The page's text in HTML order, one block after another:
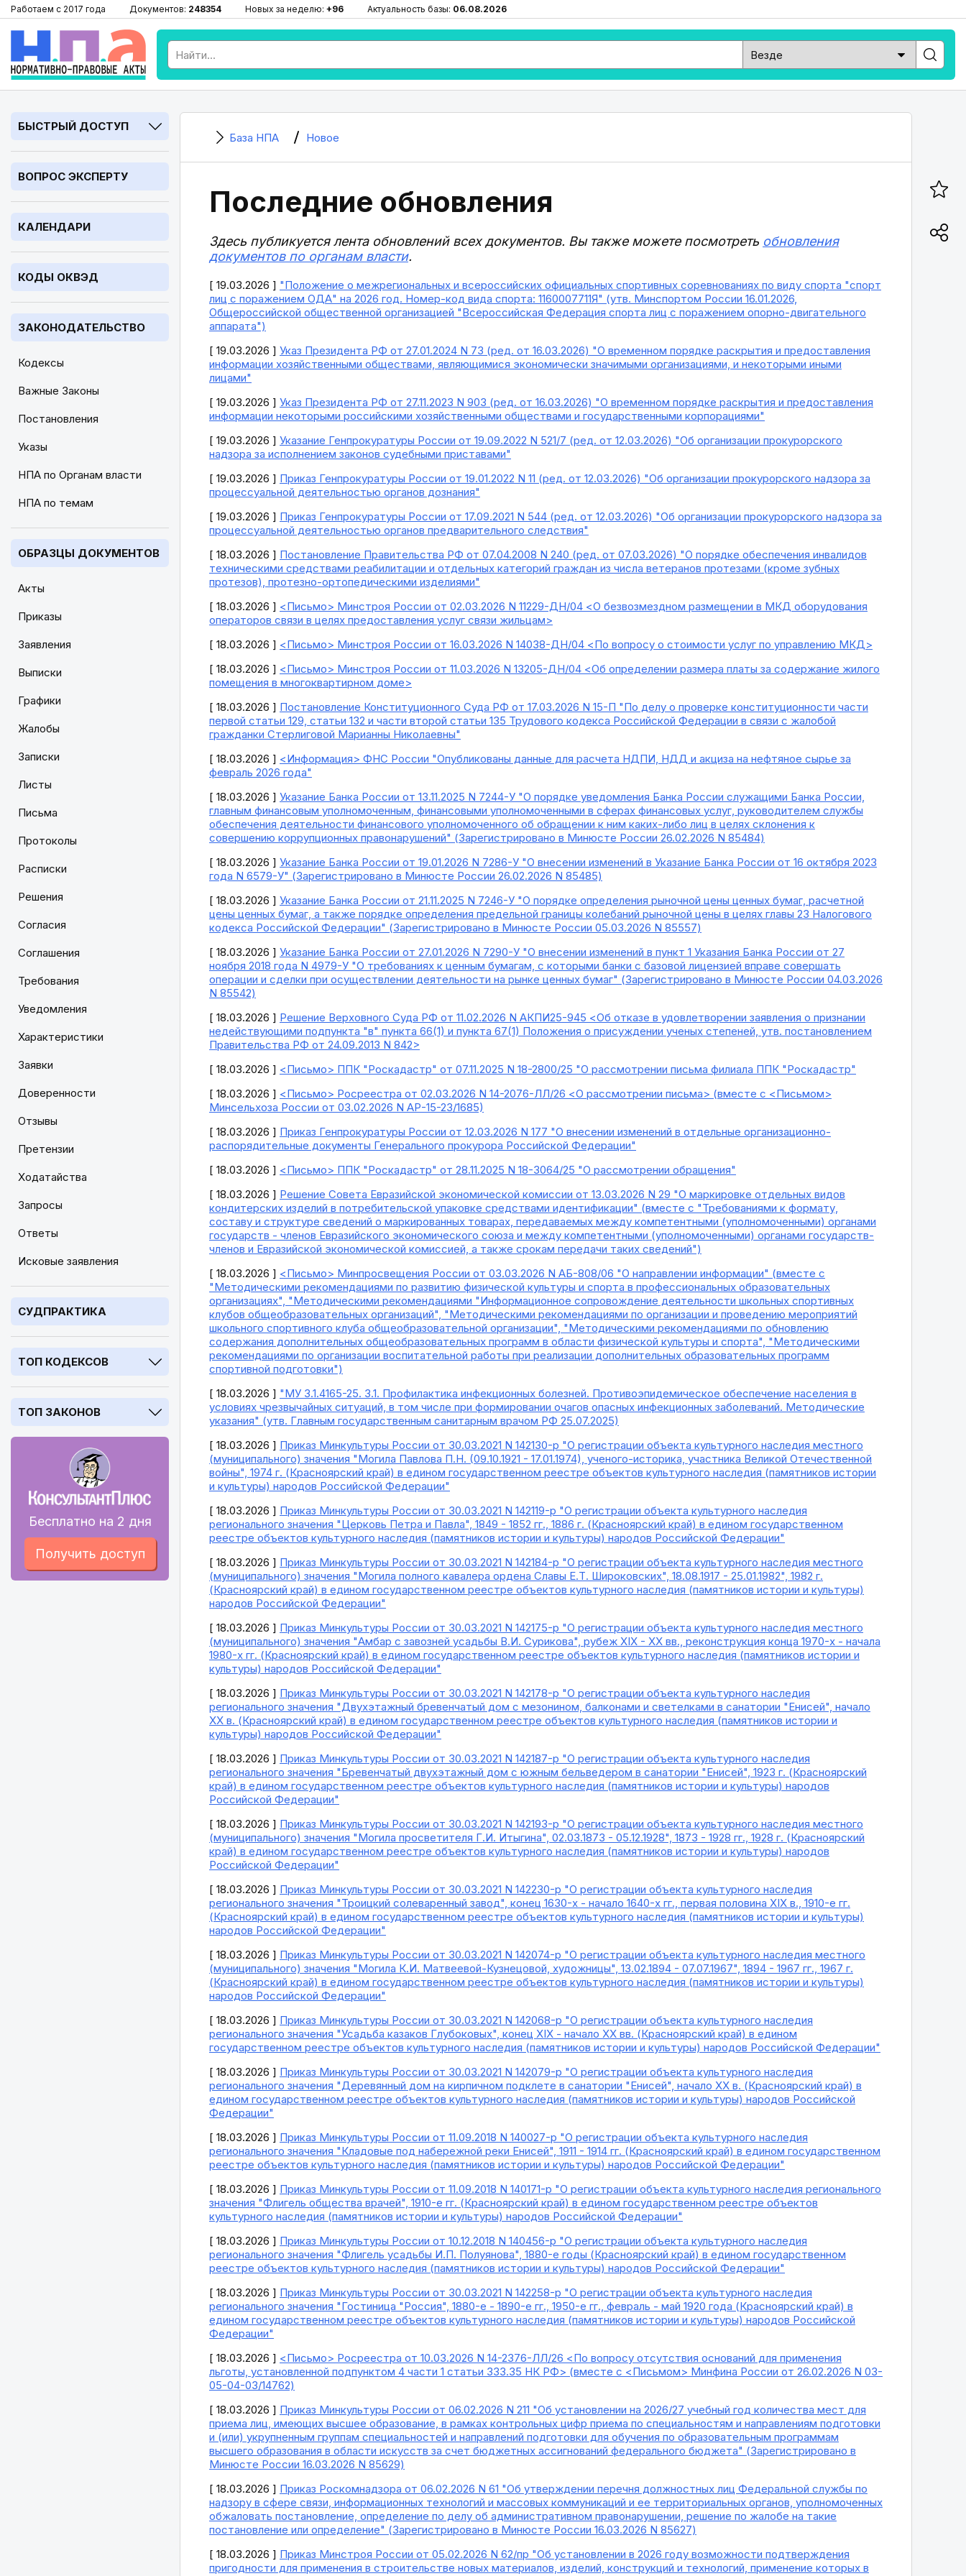
Работаем с 2017 года Документов: 248354 Новых за неделю: +96 Актуальность базы: 06.08.2026
БЫСТРЫЙ ДОСТУП
ВОПРОС ЭКСПЕРТУ
КАЛЕНДАРИ
КОДЫ ОКВЭД
ЗАКОНОДАТЕЛЬСТВО
Кодексы
Важные Законы
Постановления
Указы
НПА по Органам власти
НПА по темам
ОБРАЗЦЫ ДОКУМЕНТОВ
Акты
Приказы
Заявления
Выписки
Графики
Жалобы
Записки
Листы
Письма
Протоколы
Расписки
Решения
Согласия
Соглашения
Требования
Уведомления
Характеристики
Заявки
Доверенности
Отзывы
Претензии
Ходатайства
Запросы
Ответы
Исковые заявления
СУДПРАКТИКА
ТОП КОДЕКСОВ
ТОП ЗАКОНОВ
Бесплатно на 2 дня
Получить доступ
База НПА Новое
Последние обновления
Здесь публикуется лента обновлений всех документов. Вы также можете посмотреть обновления
документов по органам власти.
[ 19.03.2026 ] "Положение о межрегиональных и всероссийских официальных спортивных соревнованиях по виду спорта "спорт
лиц с поражением ОДА" на 2026 год. Номер-код вида спорта: 1160007711Я" (утв. Минспортом России 16.01.2026,
Общероссийской общественной организацией "Всероссийская Федерация спорта лиц с поражением опорно-двигательного
аппарата")
[ 19.03.2026 ] Указ Президента РФ от 27.01.2024 N 73 (ред. от 16.03.2026) "О временном порядке раскрытия и предоставления
информации хозяйственными обществами, являющимися экономически значимыми организациями, и некоторыми иными
лицами"
[ 19.03.2026 ] Указ Президента РФ от 27.11.2023 N 903 (ред. от 16.03.2026) "О временном порядке раскрытия и предоставления
информации некоторыми российскими хозяйственными обществами и государственными корпорациями"
[ 19.03.2026 ] Указание Генпрокуратуры России от 19.09.2022 N 521/7 (ред. от 12.03.2026) "Об организации прокурорского
надзора за исполнением законов судебными приставами"
[ 19.03.2026 ] Приказ Генпрокуратуры России от 19.01.2022 N 11 (ред. от 12.03.2026) "Об организации прокурорского надзора за
процессуальной деятельностью органов дознания"
[ 19.03.2026 ] Приказ Генпрокуратуры России от 17.09.2021 N 544 (ред. от 12.03.2026) "Об организации прокурорского надзора за
процессуальной деятельностью органов предварительного следствия"
[ 18.03.2026 ] Постановление Правительства РФ от 07.04.2008 N 240 (ред. от 07.03.2026) "О порядке обеспечения инвалидов
техническими средствами реабилитации и отдельных категорий граждан из числа ветеранов протезами (кроме зубных
протезов), протезно-ортопедическими изделиями"
[ 18.03.2026 ] <Письмо> Минстроя России от 02.03.2026 N 11229-ДН/04 <О безвозмездном размещении в МКД оборудования
операторов связи в целях предоставления услуг связи жильцам>
[ 18.03.2026 ] <Письмо> Минстроя России от 16.03.2026 N 14038-ДН/04 <По вопросу о стоимости услуг по управлению МКД>
[ 18.03.2026 ] <Письмо> Минстроя России от 11.03.2026 N 13205-ДН/04 <Об определении размера платы за содержание жилого
помещения в многоквартирном доме>
[ 18.03.2026 ] Постановление Конституционного Суда РФ от 17.03.2026 N 15-П "По делу о проверке конституционности части
первой статьи 129, статьи 132 и части второй статьи 135 Трудового кодекса Российской Федерации в связи с жалобой
гражданки Стерлиговой Марианны Николаевны"
[ 18.03.2026 ] <Информация> ФНС России "Опубликованы данные для расчета НДПИ, НДД и акциза на нефтяное сырье за
февраль 2026 года"
[ 18.03.2026 ] Указание Банка России от 13.11.2025 N 7244-У "О порядке уведомления Банка России служащими Банка России,
главным финансовым уполномоченным, финансовыми уполномоченными в сферах финансовых услуг, руководителем службы
обеспечения деятельности финансового уполномоченного об обращении к ним каких-либо лиц в целях склонения к
совершению коррупционных правонарушений" (Зарегистрировано в Минюсте России 26.02.2026 N 85484)
[ 18.03.2026 ] Указание Банка России от 19.01.2026 N 7286-У "О внесении изменений в Указание Банка России от 16 октября 2023
года N 6579-У" (Зарегистрировано в Минюсте России 26.02.2026 N 85485)
[ 18.03.2026 ] Указание Банка России от 21.11.2025 N 7246-У "О порядке определения рыночной цены ценных бумаг, расчетной
цены ценных бумаг, а также порядке определения предельной границы колебаний рыночной цены в целях главы 23 Налогового
кодекса Российской Федерации" (Зарегистрировано в Минюсте России 05.03.2026 N 85557)
[ 18.03.2026 ] Указание Банка России от 27.01.2026 N 7290-У "О внесении изменений в пункт 1 Указания Банка России от 27
ноября 2018 года N 4979-У "О требованиях к ценным бумагам, с которыми банки с базовой лицензией вправе совершать
операции и сделки при осуществлении деятельности на рынке ценных бумаг" (Зарегистрировано в Минюсте России 04.03.2026
N 85542)
[ 18.03.2026 ] Решение Верховного Суда РФ от 11.02.2026 N АКПИ25-945 <Об отказе в удовлетворении заявления о признании
недействующими подпункта "в" пункта 66(1) и пункта 67(1) Положения о присуждении ученых степеней, утв. постановлением
Правительства РФ от 24.09.2013 N 842>
[ 18.03.2026 ] <Письмо> ППК "Роскадастр" от 07.11.2025 N 18-2800/25 "О рассмотрении письма филиала ППК "Роскадастр"
[ 18.03.2026 ] <Письмо> Росреестра от 02.03.2026 N 14-2076-ЛЛ/26 <О рассмотрении письма> (вместе с <Письмом>
Минсельхоза России от 03.02.2026 N АР-15-23/1685)
[ 18.03.2026 ] Приказ Генпрокуратуры России от 12.03.2026 N 177 "О внесении изменений в отдельные организационно-
распорядительные документы Генерального прокурора Российской Федерации"
[ 18.03.2026 ] <Письмо> ППК "Роскадастр" от 28.11.2025 N 18-3064/25 "О рассмотрении обращения"
[ 18.03.2026 ] Решение Совета Евразийской экономической комиссии от 13.03.2026 N 29 "О маркировке отдельных видов
кондитерских изделий в потребительской упаковке средствами идентификации" (вместе с "Требованиями к формату,
составу и структуре сведений о маркированных товарах, передаваемых между компетентными (уполномоченными) органами
государств - членов Евразийского экономического союза и между компетентными (уполномоченными) органами государств-
членов и Евразийской экономической комиссией, а также срокам передачи таких сведений")
[ 18.03.2026 ] <Письмо> Минпросвещения России от 03.03.2026 N АБ-808/06 "О направлении информации" (вместе с
"Методическими рекомендациями по развитию физической культуры и спорта в профессиональных образовательных
организациях", "Методическими рекомендациями "Информационное сопровождение деятельности школьных спортивных
клубов общеобразовательных организаций", "Методическими рекомендациями по организации и проведению мероприятий
школьного спортивного клуба общеобразовательной организации", "Методическими рекомендациями по обновлению
содержания дополнительных общеобразовательных программ в области физической культуры и спорта", "Методическими
рекомендациями по организации воспитательной работы при реализации дополнительных образовательных программ
спортивной подготовки")
[ 18.03.2026 ] "МУ 3.1.4165-25. 3.1. Профилактика инфекционных болезней. Противоэпидемическое обеспечение населения в
условиях чрезвычайных ситуаций, в том числе при формировании очагов опасных инфекционных заболеваний. Методические
указания" (утв. Главным государственным санитарным врачом РФ 25.07.2025)
[ 18.03.2026 ] Приказ Минкультуры России от 30.03.2021 N 142130-р "О регистрации объекта культурного наследия местного
(муниципального) значения "Могила Павлова П.Н. (09.10.1921 - 17.01.1974), ученого-историка, участника Великой Отечественной
войны", 1974 г. (Красноярский край) в едином государственном реестре объектов культурного наследия (памятников истории
и культуры) народов Российской Федерации"
[ 18.03.2026 ] Приказ Минкультуры России от 30.03.2021 N 142119-р "О регистрации объекта культурного наследия
регионального значения "Церковь Петра и Павла", 1849 - 1852 гг., 1886 г. (Красноярский край) в едином государственном
реестре объектов культурного наследия (памятников истории и культуры) народов Российской Федерации"
[ 18.03.2026 ] Приказ Минкультуры России от 30.03.2021 N 142184-р "О регистрации объекта культурного наследия местного
(муниципального) значения "Могила полного кавалера ордена Славы Е.Т. Широковских", 18.08.1917 - 25.01.1982", 1982 г.
(Красноярский край) в едином государственном реестре объектов культурного наследия (памятников истории и культуры)
народов Российской Федерации"
[ 18.03.2026 ] Приказ Минкультуры России от 30.03.2021 N 142175-р "О регистрации объекта культурного наследия местного
(муниципального) значения "Амбар с завозней усадьбы В.И. Сурикова", рубеж XIX - XX вв., реконструкция конца 1970-х - начала
1980-х гг. (Красноярский край) в едином государственном реестре объектов культурного наследия (памятников истории и
культуры) народов Российской Федерации"
[ 18.03.2026 ] Приказ Минкультуры России от 30.03.2021 N 142178-р "О регистрации объекта культурного наследия
регионального значения "Двухэтажный бревенчатый дом с мезонином, балконами и светелками в санатории "Енисей", начало
XX в. (Красноярский край) в едином государственном реестре объектов культурного наследия (памятников истории и
культуры) народов Российской Федерации"
[ 18.03.2026 ] Приказ Минкультуры России от 30.03.2021 N 142187-р "О регистрации объекта культурного наследия
регионального значения "Бревенчатый двухэтажный дом с южным бельведером в санатории "Енисей", 1923 г. (Красноярский
край) в едином государственном реестре объектов культурного наследия (памятников истории и культуры) народов
Российской Федерации"
[ 18.03.2026 ] Приказ Минкультуры России от 30.03.2021 N 142193-р "О регистрации объекта культурного наследия местного
(муниципального) значения "Могила просветителя Г.И. Итыгина", 02.03.1873 - 05.12.1928", 1873 - 1928 гг., 1928 г. (Красноярский
край) в едином государственном реестре объектов культурного наследия (памятников истории и культуры) народов
Российской Федерации"
[ 18.03.2026 ] Приказ Минкультуры России от 30.03.2021 N 142230-р "О регистрации объекта культурного наследия
регионального значения "Троицкий солеваренный завод", конец 1630-х - начало 1640-х гг., первая половина XIX в., 1910-е гг.
(Красноярский край) в едином государственном реестре объектов культурного наследия (памятников истории и культуры)
народов Российской Федерации"
[ 18.03.2026 ] Приказ Минкультуры России от 30.03.2021 N 142074-р "О регистрации объекта культурного наследия местного
(муниципального) значения "Могила К.И. Матвеевой-Кузнецовой, художницы", 13.02.1894 - 07.07.1967", 1894 - 1967 гг., 1967 г.
(Красноярский край) в едином государственном реестре объектов культурного наследия (памятников истории и культуры)
народов Российской Федерации"
[ 18.03.2026 ] Приказ Минкультуры России от 30.03.2021 N 142068-р "О регистрации объекта культурного наследия
регионального значения "Усадьба казаков Глубоковых", конец XIX - начало XX вв. (Красноярский край) в едином
государственном реестре объектов культурного наследия (памятников истории и культуры) народов Российской Федерации"
[ 18.03.2026 ] Приказ Минкультуры России от 30.03.2021 N 142079-р "О регистрации объекта культурного наследия
регионального значения "Деревянный дом на кирпичном подклете в санатории "Енисей", начало XX в. (Красноярский край) в
едином государственном реестре объектов культурного наследия (памятников истории и культуры) народов Российской
Федерации"
[ 18.03.2026 ] Приказ Минкультуры России от 11.09.2018 N 140027-р "О регистрации объекта культурного наследия
регионального значения "Кладовые под набережной реки Енисей", 1911 - 1914 гг. (Красноярский край) в едином государственном
реестре объектов культурного наследия (памятников истории и культуры) народов Российской Федерации"
[ 18.03.2026 ] Приказ Минкультуры России от 11.09.2018 N 140171-р "О регистрации объекта культурного наследия регионального
значения "Флигель общества врачей", 1910-е гг. (Красноярский край) в едином государственном реестре объектов
культурного наследия (памятников истории и культуры) народов Российской Федерации"
[ 18.03.2026 ] Приказ Минкультуры России от 10.12.2018 N 140456-р "О регистрации объекта культурного наследия
регионального значения "Флигель усадьбы И.П. Полуянова", 1880-е годы (Красноярский край) в едином государственном
реестре объектов культурного наследия (памятников истории и культуры) народов Российской Федерации"
[ 18.03.2026 ] Приказ Минкультуры России от 30.03.2021 N 142258-р "О регистрации объекта культурного наследия
регионального значения "Гостиница "Россия", 1880-е - 1890-е гг., 1950-е гг., февраль - май 1920 года (Красноярский край) в
едином государственном реестре объектов культурного наследия (памятников истории и культуры) народов Российской
Федерации"
[ 18.03.2026 ] <Письмо> Росреестра от 10.03.2026 N 14-2376-ЛЛ/26 <По вопросу отсутствия оснований для применения
льготы, установленной подпунктом 4 части 1 статьи 333.35 НК РФ> (вместе с <Письмом> Минфина России от 26.02.2026 N 03-
05-04-03/14762)
[ 18.03.2026 ] Приказ Минкультуры России от 06.02.2026 N 211 "Об установлении на 2026/27 учебный год количества мест для
приема лиц, имеющих высшее образование, в рамках контрольных цифр приема по специальностям и направлениям подготовки
и (или) укрупненным группам специальностей и направлений подготовки для обучения по образовательным программам
высшего образования в области искусств за счет бюджетных ассигнований федерального бюджета" (Зарегистрировано в
Минюсте России 16.03.2026 N 85629)
[ 18.03.2026 ] Приказ Роскомнадзора от 06.02.2026 N 61 "Об утверждении перечня должностных лиц Федеральной службы по
надзору в сфере связи, информационных технологий и массовых коммуникаций и ее территориальных органов, уполномоченных
обжаловать постановление, определение по делу об административном правонарушении, решение по жалобе на такие
постановление или определение" (Зарегистрировано в Минюсте России 16.03.2026 N 85627)
[ 18.03.2026 ] Приказ Минстроя России от 05.02.2026 N 62/пр "Об установлении в 2026 году возможности подтверждения
пригодности для применения в строительстве новых материалов, изделий, конструкций и технологий, применение которых в